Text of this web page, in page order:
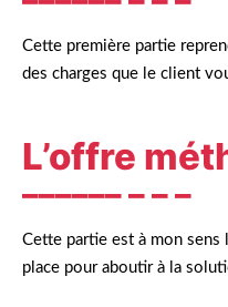
Cette première partie
des charges que le client
L’offre
Cette partie est à mon
place pour aboutir à la